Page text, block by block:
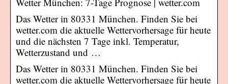
Das Wetter in 80331 München. Finden Sie bei
wetter.com die aktuelle Wettervorhersage für heute
und die nächsten 7 Tage inkl. Temperatur,
Wetterzustand und …
Das Wetter in 80331 München. Finden Sie bei
wetter.com die aktuelle Wettervorhersage für heute